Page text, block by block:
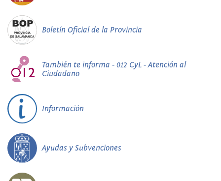
Boletín Oficial de la Provincia
También te informa - 012 CyL - Atención al
Ciudadano
Información
Ayudas y Subvenciones